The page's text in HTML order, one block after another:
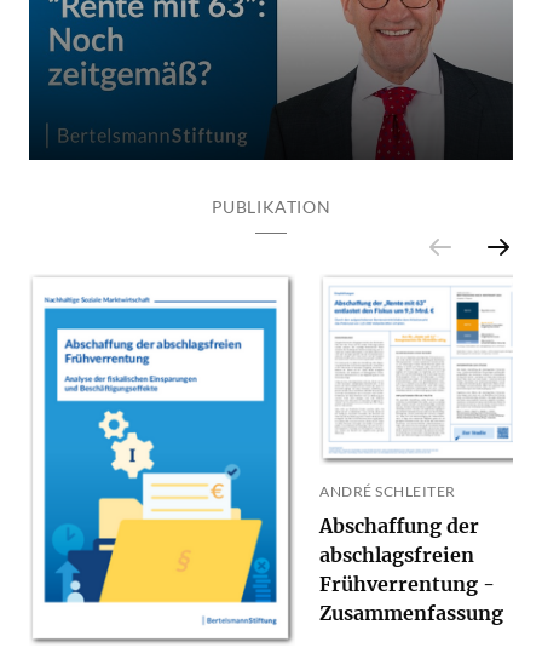
PUBLIKATION
ANDRÉ SCHLEITER
Abschaffung der
abschlagsfreien
Frühverrentung -
Zusammenfassung